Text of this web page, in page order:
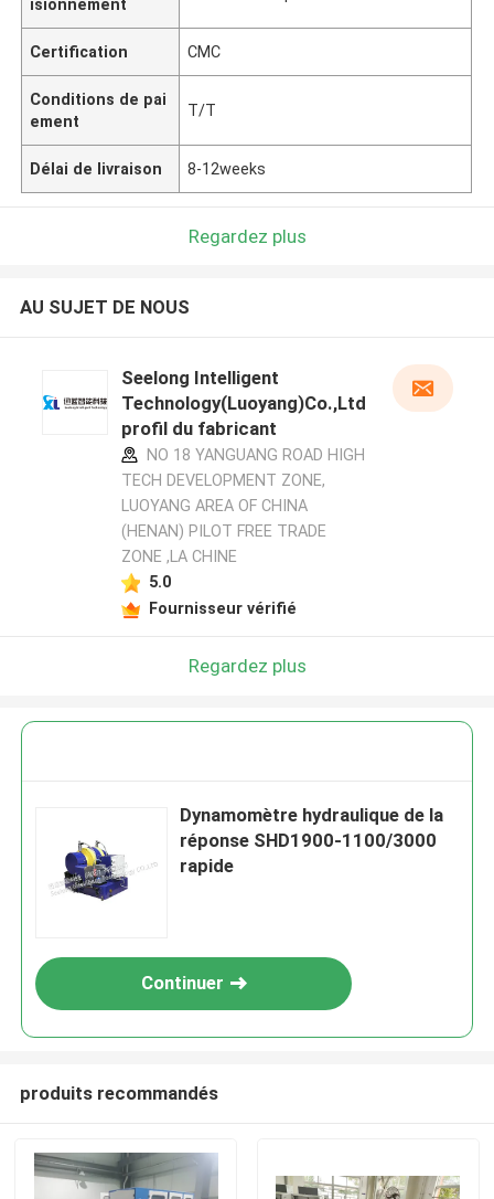
isionnement
Certification CMC
Conditions de pai
ement
T/T
Délai de livraison 8-12weeks
Regardez plus
AU SUJET DE NOUS
Seelong Intelligent
Technology(Luoyang)Co.,Ltd
profil du fabricant
NO 18 YANGUANG ROAD HIGH
TECH DEVELOPMENT ZONE,
LUOYANG AREA OF CHINA
(HENAN) PILOT FREE TRADE
ZONE ,LA CHINE
5.0
Fournisseur vérifié
Regardez plus
Dynamomètre hydraulique de la
réponse SHD1900-1100/3000
rapide
Continuer
produits recommandés